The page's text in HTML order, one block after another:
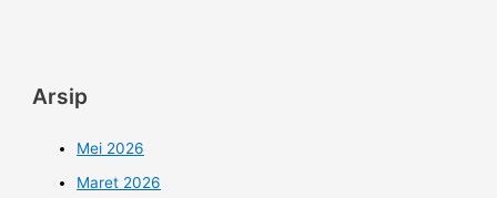
Arsip
Mei 2026
Maret 2026